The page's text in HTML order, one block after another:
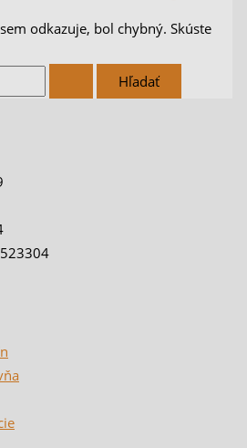
odkazuje, bol chybný. Skúste